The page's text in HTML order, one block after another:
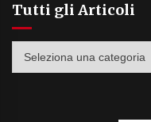
Tutti gli Articoli